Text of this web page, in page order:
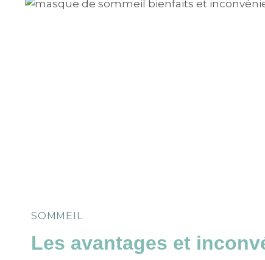
SOMMEIL
Les avantages et